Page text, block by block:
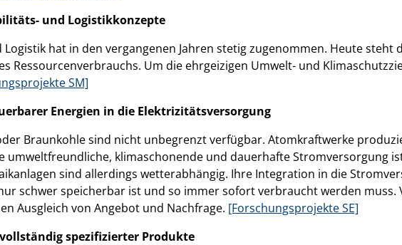
und Logistikkonzepte
hat in den vergangenen Jahren stetig zugenommen. Heute
Ressourcenverbrauchs. Um die ehrgeizigen Umwelt- und
SM]
Energien in die Elektrizitätsversorgung
Braunkohle sind nicht unbegrenzt verfügbar. Atomkraftwerke
umweltfreundliche, klimaschonende und dauerhafte Stromversorgung
sind allerdings wetterabhängig. Ihre Integration in die
schwer speicherbar ist und so immer sofort verbraucht werden
Ausgleich von Angebot und Nachfrage. [Forschungsprojekte SE]
spezifizierter Produkte